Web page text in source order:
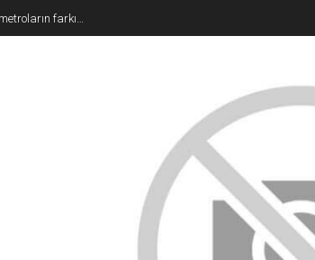
farkı…